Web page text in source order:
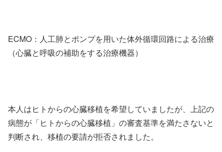
ECMO：人工肺とポンプを用いた体外循環回路による治療
（心臓と呼吸の補助をする治療機器）
本人はヒトからの心臓移植を希望していましたが、上記の
病態が「ヒトからの心臓移植」の審査基準を満たさないと
判断され、移植の要請が拒否されました。